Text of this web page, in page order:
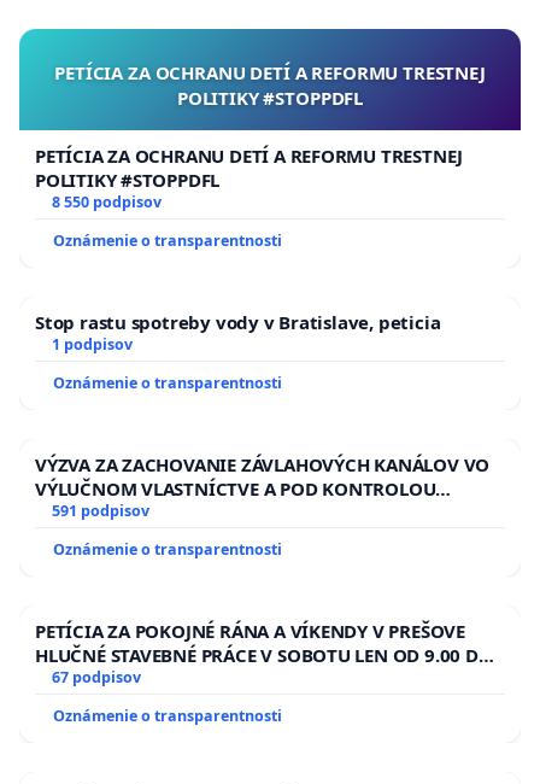
PETÍCIA ZA OCHRANU DETÍ A REFORMU TRESTNEJ
POLITIKY #STOPPDFL
PETÍCIA ZA OCHRANU DETÍ A REFORMU TRESTNEJ
POLITIKY #STOPPDFL
8 550 podpisov
Oznámenie o transparentnosti
Stop rastu spotreby vody v Bratislave, peticia
1 podpisov
Oznámenie o transparentnosti
VÝZVA ZA ZACHOVANIE ZÁVLAHOVÝCH KANÁLOV VO
VÝLUČNOM VLASTNÍCTVE A POD KONTROLOU
SLOVENSKEJ REPUBLIKY & žiadosť na riešenie
zanedbaného stavu závlahových a odvodňovacích
kanálov na Slovensku
591 podpisov
Oznámenie o transparentnosti
PETÍCIA ZA POKOJNÉ RÁNA A VÍKENDY V PREŠOVE
HLUČNÉ STAVEBNÉ PRÁCE V SOBOTU LEN OD 9.00 DO
13.00 HOD., CEZ PRACOVNÝ TÝŽDEŇ CIEĽ 8.00 – 18.00
HOD. A PRAVIDELNÁ KONTROLA STAVBY C-AREA NA
ĎUMBIERSKEJ/MAGU
67 podpisov
Oznámenie o transparentnosti